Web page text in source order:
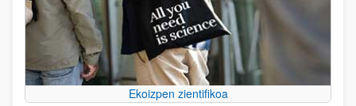
Ekoizpen zientifikoa